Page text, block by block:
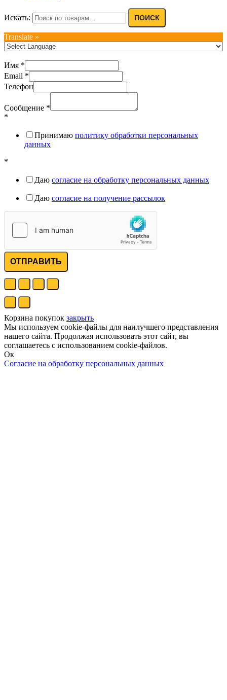
Искать: ПОИСК
Translate »
Имя *
Email *
Телефон
Сообщение *
*
Принимаю политику обработки персональных
данных
*
Даю согласие на обработку персональных данных
Даю согласие на получение рассылок
ОТПРАВИТЬ
Корзина покупок закрыть
Мы используем cookie-файлы для наилучшего представления
нашего сайта. Продолжая использовать этот сайт, вы
соглашаетесь с использованием cookie-файлов.
Ок
Согласие на обработку персональных данных